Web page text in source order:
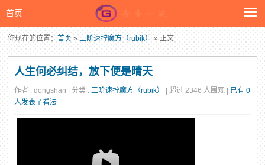
首页
你现在的位置：首页 »三阶速拧魔方（rubik） » 正文
人生何必纠结，放下便是晴天
作者 : dongshan | 分类 :三阶速拧魔方（rubik） | 超过 2346 人围观 | 已有 0
人发表了看法